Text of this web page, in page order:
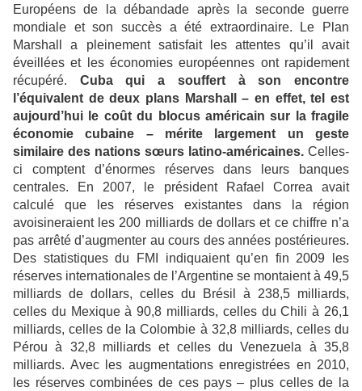
Européens de la débandade après la seconde guerre
mondiale et son succès a été extraordinaire. Le Plan
Marshall a pleinement satisfait les attentes qu’il avait
éveillées et les économies européennes ont rapidement
récupéré. Cuba qui a souffert à son encontre
l’équivalent de deux plans Marshall – en effet, tel est
aujourd’hui le coût du blocus américain sur la fragile
économie cubaine – mérite largement un geste
similaire des nations sœurs latino-américaines. Celles-
ci comptent d’énormes réserves dans leurs banques
centrales. En 2007, le président Rafael Correa avait
calculé que les réserves existantes dans la région
avoisineraient les 200 milliards de dollars et ce chiffre n’a
pas arrêté d’augmenter au cours des années postérieures.
Des statistiques du FMI indiquaient qu’en fin 2009 les
réserves internationales de l’Argentine se montaient à 49,5
milliards de dollars, celles du Brésil à 238,5 milliards,
celles du Mexique à 90,8 milliards, celles du Chili à 26,1
milliards, celles de la Colombie à 32,8 milliards, celles du
Pérou à 32,8 milliards et celles du Venezuela à 35,8
milliards. Avec les augmentations enregistrées en 2010,
les réserves combinées de ces pays – plus celles de la